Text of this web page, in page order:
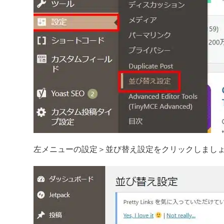
左メニューの設定＞並び替え設定をクリックしまし